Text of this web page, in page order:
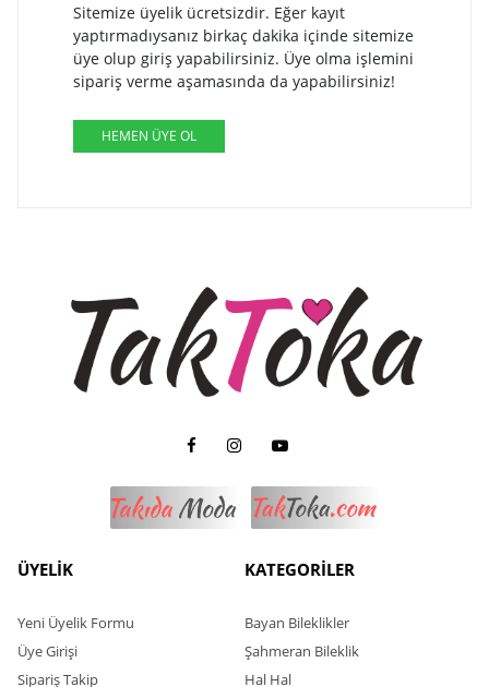
Sitemize üyelik ücretsizdir. Eğer kayıt
yaptırmadıysanız birkaç dakika içinde sitemize
üye olup giriş yapabilirsiniz. Üye olma işlemini
sipariş verme aşamasında da yapabilirsiniz!
HEMEN ÜYE OL
ÜYELİK
Yeni Üyelik Formu
Üye Girişi
Sipariş Takip
KATEGORİLER
Bayan Bileklikler
Şahmeran Bileklik
Hal Hal